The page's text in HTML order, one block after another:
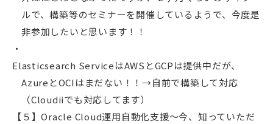
ルで、構築等のセミナーを開催しているようで、今度是
非参加したいと思います！！
Elasticsearch ServiceはAWSとGCPは提供中だが、
AzureとOCIはまだない！！→自前で構築して対応
（Cloudiiでも対応してます）
【５】Oracle Cloud運用自動化支援～今、知っていただ